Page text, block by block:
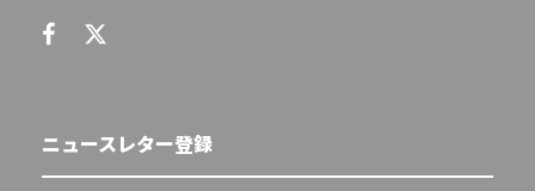
ニュースレター登録